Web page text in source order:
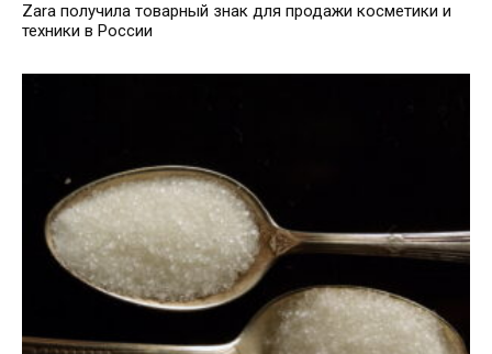
Zara получила товарный знак для продажи косметики и
техники в России